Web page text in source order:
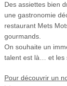
Des assiettes bien
une gastronomie
restaurant Mets
gourmands.
On souhaite un
talent est là… et les
Pour découvrir un